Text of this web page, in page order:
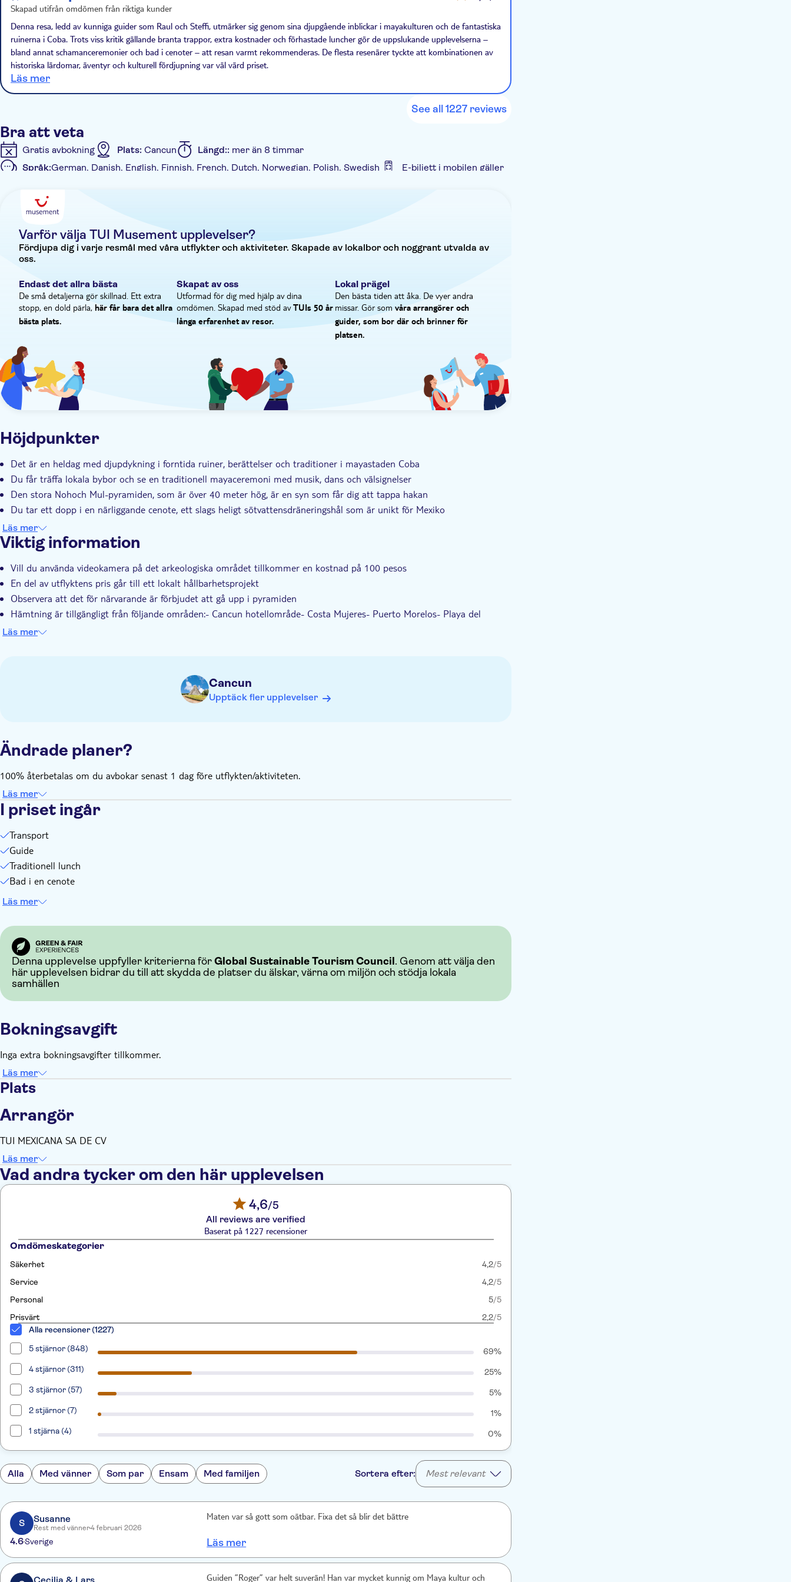
ceremoni innan du avnjuter en traditionell lunch på en restaurang i närheten. Avsluta dagen med ett
uppfriskande dopp i en närliggande cenote.
Skapad utifrån omdömen från riktiga kunder
Denna resa, ledd av kunniga guider som Raul och Steffi, utmärker sig genom sina djupgående inblickar i mayakulturen och de fantastiska
ruinerna i Coba. Trots viss kritik gällande branta trappor, extra kostnader och förhastade luncher gör de uppslukande upplevelserna –
bland annat schamanceremonier och bad i cenoter – att resan varmt rekommenderas. De flesta resenärer tyckte att kombinationen av
historiska lärdomar, äventyr och kulturell fördjupning var väl värd priset.
Läs mer
See all 1227 reviews
Bra att veta
Gratis avbokning Plats: Cancun Längd:: mer än 8 timmar
Språk:German, Danish, English, Finnish, French, Dutch, Norwegian, Polish, Swedish E-biljett i mobilen gäller
Entréavgift ingår
Varför välja TUI Musement upplevelser?
Fördjupa dig i varje resmål med våra utflykter och aktiviteter. Skapade av lokalbor och noggrant utvalda av
oss.
Endast det allra bästa
De små detaljerna gör skillnad. Ett extra
stopp, en dold pärla, här får bara det allra
bästa plats.
Skapat av oss
Utformad för dig med hjälp av dina
omdömen. Skapad med stöd avTUIs 50 år
långa erfarenhet av resor.
Lokal prägel
Den bästa tiden att åka. De vyer andra
missar. Gör som våra arrangörer och
guider, som bor där och brinner för
platsen.
Höjdpunkter
Det är en heldag med djupdykning i forntida ruiner, berättelser och traditioner i mayastaden Coba
Du får träffa lokala bybor och se en traditionell mayaceremoni med musik, dans och välsignelser
Den stora Nohoch Mul-pyramiden, som är över 40 meter hög, är en syn som får dig att tappa hakan
Du tar ett dopp i en närliggande cenote, ett slags heligt sötvattensdräneringshål som är unikt för Mexiko
Din kunniga lokalguide delar med sig av sin gedigna kunskap om den forntida mayakulturen
Läs mer
Viktig information
Vill du använda videokamera på det arkeologiska området tillkommer en kostnad på 100 pesos
En del av utflyktens pris går till ett lokalt hållbarhetsprojekt
Observera att det för närvarande är förbjudet att gå upp i pyramiden
Hämtning är tillgängligt från följande områden:- Cancun hotellområde- Costa Mujeres- Puerto Morelos- Playa del
Carmen- Riviera MayaOm du inte ser möjligheten att lägga till ett hotell för hämtning, vänligen ange detaljerna när du
bokar.
Läs mer
Cancun
Upptäck fler upplevelser
Ändrade planer?
100% återbetalas om du avbokar senast 1 dag före utflykten/aktiviteten.
Läs mer
I priset ingår
Transport
Guide
Traditionell lunch
Bad i en cenote
Läs mer
Denna upplevelse uppfyller kriterierna för Global Sustainable Tourism Council . Genom att välja den
här upplevelsen bidrar du till att skydda de platser du älskar, värna om miljön och stödja lokala
samhällen
Bokningsavgift
Inga extra bokningsavgifter tillkommer.
Läs mer
Plats
Arrangör
TUI MEXICANA SA DE CV
Läs mer
Vad andra tycker om den här upplevelsen
4,6/5
All reviews are verified
Baserat på 1227 recensioner
Omdömeskategorier
Säkerhet 4,2/5
Service
4,2/5
Personal
5/5
Prisvärt
2,2/5
Alla recensioner (1227)
5 stjärnor (848)
69%
4 stjärnor (311)
25%
3 stjärnor (57)
5%
2 stjärnor (7)
1%
1 stjärna (4)
0%
Alla Med vänner Som par Ensam Med familjen Sortera efter: Mest relevant
S Susanne
Rest med vänner4 februari 2026
4.6Sverige
Maten var så gott som oätbar. Fixa det så blir det bättre
Läs mer
Guiden ”Roger” var helt suverän! Han var mycket kunnig om Maya kultur och